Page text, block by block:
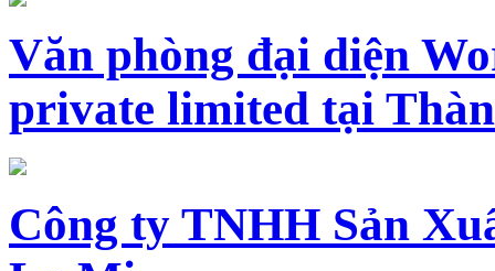
Văn phòng đại diện
private limited tại
Công ty TNHH Sản